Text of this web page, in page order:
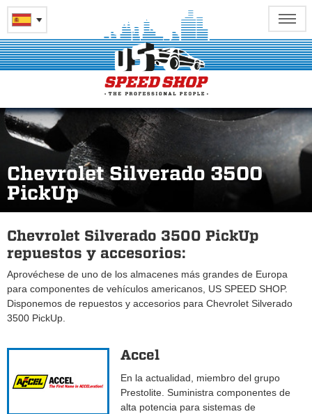
Chevrolet Silverado 3500
PickUp
Chevrolet Silverado 3500 PickUp
repuestos y accesorios:
Aprovéchese de uno de los almacenes más grandes de Europa
para componentes de vehículos americanos, US SPEED SHOP.
Disponemos de repuestos y accesorios para Chevrolet Silverado
3500 PickUp.
Accel
En la actualidad, miembro del grupo
Prestolite. Suministra componentes de
alta potencia para sistemas de